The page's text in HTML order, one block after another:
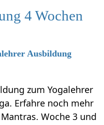
4 Wochen
Ausbildung
zum Yogalehrer
Erfahre noch mehr
Woche 3 und